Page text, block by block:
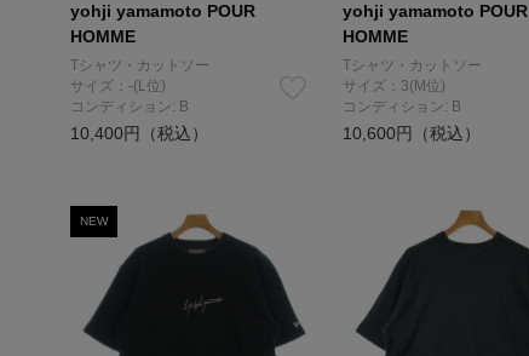
yohji yamamoto POUR
HOMME
Tシャツ・カットソー
サイズ：-(L位)
コンディション: B
10,400円（税込）
yohji yamamoto POUR
HOMME
Tシャツ・カットソー
サイズ：3(M位)
コンディション: B
10,600円（税込）
NEW